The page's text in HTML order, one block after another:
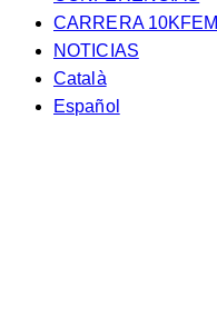
CARRERA 10KFEM
NOTICIAS
Català
Español